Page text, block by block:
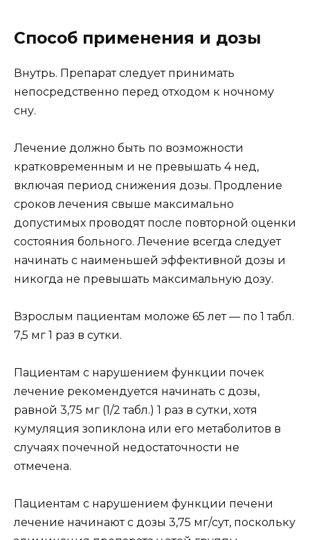
Способ применения и дозы
Внутрь. Препарат следует принимать
непосредственно перед отходом к ночному
сну.
Лечение должно быть по возможности
кратковременным и не превышать 4 нед,
включая период снижения дозы. Продление
сроков лечения свыше максимально
допустимых проводят после повторной оценки
состояния больного. Лечение всегда следует
начинать с наименьшей эффективной дозы и
никогда не превышать максимальную дозу.
Взрослым пациентам моложе 65 лет — по 1 табл.
7,5 мг 1 раз в сутки.
Пациентам с нарушением функции почек
лечение рекомендуется начинать с дозы,
равной 3,75 мг (1/2 табл.) 1 раз в сутки, хотя
кумуляция зопиклона или его метаболитов в
случаях почечной недостаточности не
отмечена.
Пациентам с нарушением функции печени
лечение начинают с дозы 3,75 мг/сут, поскольку